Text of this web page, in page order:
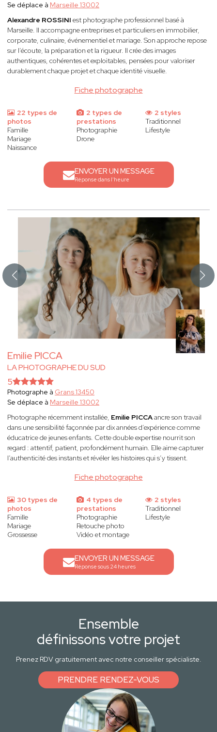
Fiche photographe
Se déplace à Marseille 13002
Alexandre ROSSINI est photographe professionnel basé à
Marseille. Il accompagne entreprises et particuliers en immobilier,
corporate, culinaire, événementiel et mariage. Son approche repose
sur l’écoute, la préparation et la rigueur. Il crée des images
authentiques, cohérentes et exploitables, pensées pour valoriser
durablement chaque projet et chaque identité visuelle.
22 types de
photos
Famille
Mariage
Naissance
2 types de
prestations
Photographie
Drone
2 styles
Traditionnel
Lifestyle
ENVOYER UN MESSAGE
Réponse dans l'heure
Emilie PICCA
LA PHOTOGRAPHE DU SUD
Fiche photographe
5
Photographe à Grans 13450
Se déplace à Marseille 13002
Photographe récemment installée, Emilie PICCAancre son travail
dans une sensibilité façonnée par dix années d’expérience comme
éducatrice de jeunes enfants. Cette double expertise nourrit son
regard : attentif, patient, profondément humain. Elle aime capturer
l’authenticité des instants et révéler les histoires qui s’y tissent.
30 types de
photos
Famille
Mariage
Grossesse
4 types de
prestations
Photographie
Retouche photo
Vidéo et montage
2 styles
Traditionnel
Lifestyle
ENVOYER UN MESSAGE
Réponse sous 24 heures
Ensemble
définissons votre projet
Prenez RDV gratuitement avec notre conseiller spécialiste.
PRENDRE RENDEZ-VOUS